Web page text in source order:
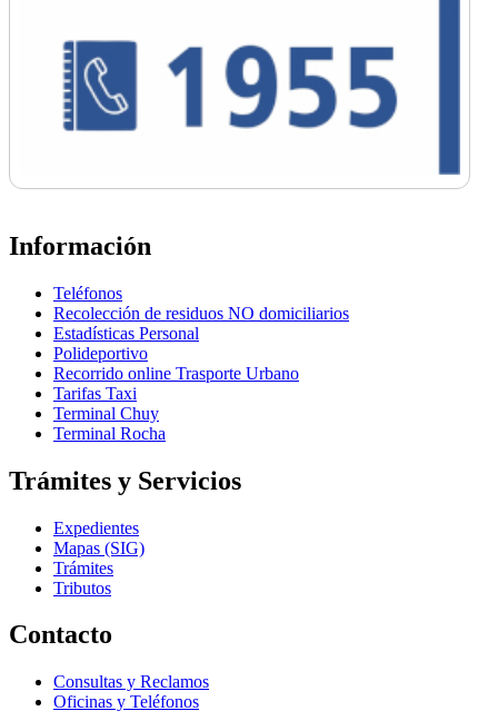
Información
Teléfonos
Recolección de residuos NO domiciliarios
Estadísticas Personal
Polideportivo
Recorrido online Trasporte Urbano
Tarifas Taxi
Terminal Chuy
Terminal Rocha
Trámites y Servicios
Expedientes
Mapas (SIG)
Trámites
Tributos
Contacto
Consultas y Reclamos
Oficinas y Teléfonos